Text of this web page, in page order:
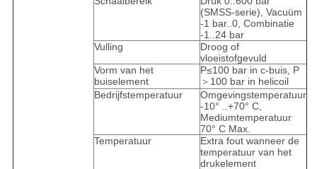
(SMSS-serie), Vacuüm
-1 bar..0, Combinatie
-1..24 bar
Vulling
Droog of
vloeistofgevuld
Vorm van het
buiselement
P≤100 bar in c-buis, P
＞100 bar in helicoil
Bedrijfstemperatuur
Omgevingstemperatuur
-10° ..+70° C,
Mediumtemperatuur
70° C Max.
Temperatuur
Extra fout wanneer de
temperatuur van het
drukelement